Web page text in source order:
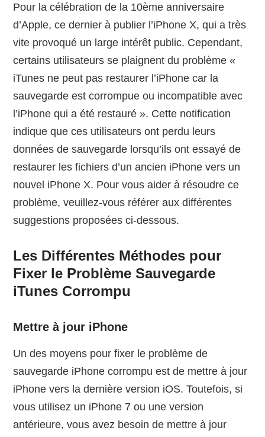
Pour la célébration de la 10ème anniversaire
d’Apple, ce dernier à publier l’iPhone X, qui a très
vite provoqué un large intérêt public. Cependant,
certains utilisateurs se plaignent du problème «
iTunes ne peut pas restaurer l’iPhone car la
sauvegarde est corrompue ou incompatible avec
l’iPhone qui a été restauré ». Cette notification
indique que ces utilisateurs ont perdu leurs
données de sauvegarde lorsqu’ils ont essayé de
restaurer les fichiers d’un ancien iPhone vers un
nouvel iPhone X. Pour vous aider à résoudre ce
problème, veuillez-vous référer aux différentes
suggestions proposées ci-dessous.
Les Différentes Méthodes pour
Fixer le Problème Sauvegarde
iTunes Corrompu
Mettre à jour iPhone
Un des moyens pour fixer le problème de
sauvegarde iPhone corrompu est de mettre à jour
iPhone vers la dernière version iOS. Toutefois, si
vous utilisez un iPhone 7 ou une version
antérieure, vous avez besoin de mettre à jour